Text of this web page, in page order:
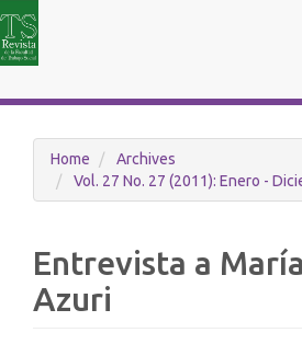
Sidebar
Home
Archives
Vol. 27 No. 27 (2011): Enero -
Entrevista a
Azuri